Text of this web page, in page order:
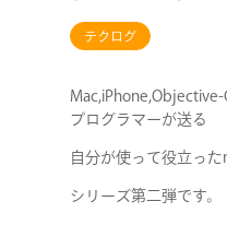
テクログ
プログラマーが送る
自分が使って役立っ
シリーズ第二弾です。